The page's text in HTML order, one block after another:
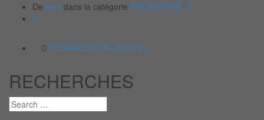
De boni dans la catégorie PROBATOIRE TI
PROBATOIRE BLANC(PD)-
RECHERCHES